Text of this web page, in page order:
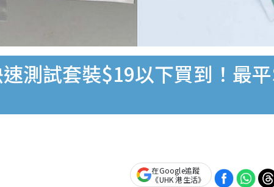
速測試套裝$19以下買到！最
在Google追蹤
《UHK 港生活》